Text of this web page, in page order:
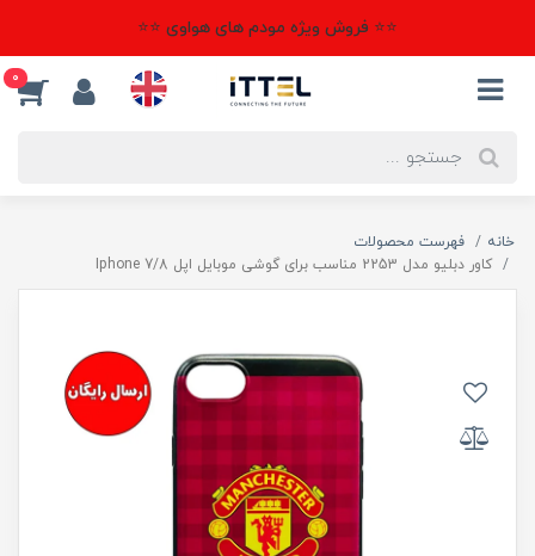
⭐⭐ فروش ویژه مودم های هواوی ⭐⭐
0
خانه
فهرست محصولات
کاور دبلیو مدل 2253 مناسب برای گوشی موبایل اپل Iphone 7/8